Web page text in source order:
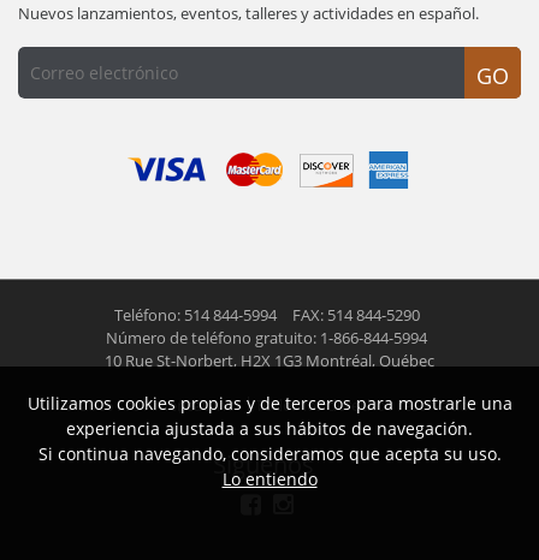
Nuevos lanzamientos, eventos, talleres y actividades en español.
GO
Teléfono: 514 844-5994
FAX: 514 844-5290
Número de teléfono gratuito: 1-866-844-5994
10 Rue St-Norbert, H2X 1G3 Montréal, Québec
© 2026 Las Americas inc. Todos los derechos reservados
Siguenos
Utilizamos cookies propias y de terceros para mostrarle una
experiencia ajustada a sus hábitos de navegación.
Si continua navegando, consideramos que acepta su uso.
Lo entiendo